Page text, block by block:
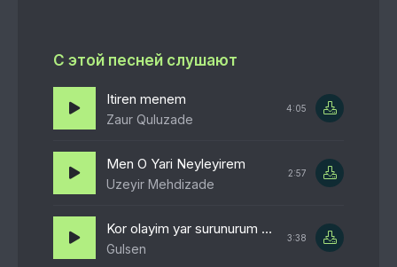
С этой песней слушают
Itiren menem
Zaur Quluzade
4:05
Men O Yari Neyleyirem
Uzeyir Mehdizade
2:57
Kor olayim yar surunurum yar
Gulsen
3:38